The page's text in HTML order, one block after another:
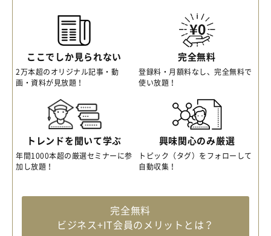
ここでしか見られない
2万本超のオリジナル記事・動
画・資料が見放題！
完全無料
登録料・月額料なし、完全無料で
使い放題！
トレンドを聞いて学ぶ
年間1000本超の厳選セミナーに参
加し放題！
興味関心のみ厳選
トピック（タグ）をフォローして
自動収集！
完全無料
ビジネス+IT会員のメリットとは？